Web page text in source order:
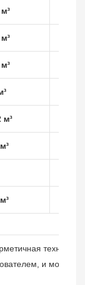
м³
и может